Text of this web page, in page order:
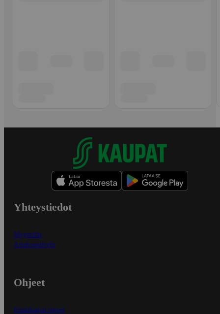
Yhteystiedot
Myymälät
Asiakaspalvelu
Ohjeet
Ensitilaajan ohjeet